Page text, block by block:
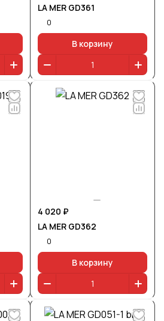
LA MER GD361
0
В корзину
4 020 ₽
LA MER GD362
0
В корзину